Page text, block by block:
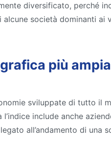
diversificato, perché
alcune società dominanti
più ampia
sviluppate di tutto il
include anche
all’andamento di una